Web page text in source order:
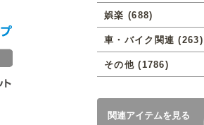
娯楽 (688)
車・バイク関連 (263)
その他 (1786)
関連アイテムを見る